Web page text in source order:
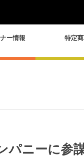
ー情報 特定
パニーに参